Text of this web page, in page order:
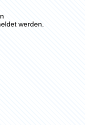
werden.